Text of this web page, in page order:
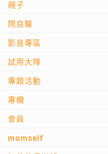
親子
問良醫
影音專區
試用大隊
專題活動
專欄
會員
momself